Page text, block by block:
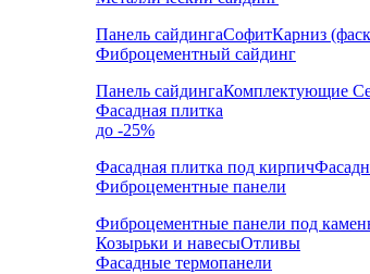
Панель сайдингаСофитКарниз
Фиброцементный сайдинг
Панель сайдингаКомплектующие
Фасадная плитка
до -25%
Фасадная плитка под кирпич
Фиброцементные панели
Фиброцементные панели под
Козырьки и навесыОтливы
Фасадные термопанели